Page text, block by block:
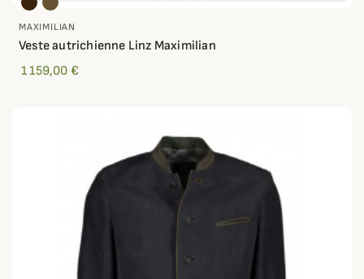
MAXIMILIAN
Veste autrichienne Linz Maximilian
1 159,00 €